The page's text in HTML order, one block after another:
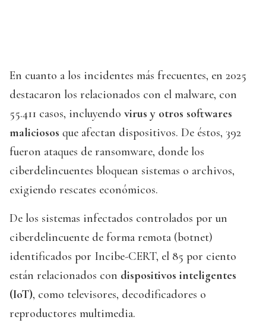
En cuanto a los incidentes más frecuentes, en 2025
destacaron los relacionados con el malware, con
55.411 casos, incluyendo virus y otros softwares
maliciosos que afectan dispositivos. De éstos, 392
fueron ataques de ransomware, donde los
ciberdelincuentes bloquean sistemas o archivos,
exigiendo rescates económicos.
De los sistemas infectados controlados por un
ciberdelincuente de forma remota (botnet)
identificados por Incibe-CERT, el 85 por ciento
están relacionados con dispositivos inteligentes
(IoT), como televisores, decodificadores o
reproductores multimedia.